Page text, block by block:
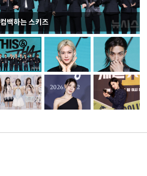
컴백하는 스키즈
입추 하루 앞둔 전남광주… 열화상 카메라에 담긴
폭염